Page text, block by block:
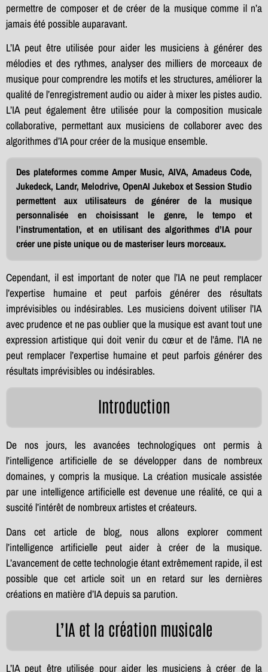
permettre de composer et de créer de la musique comme il n’a
jamais été possible auparavant.
L’IA peut être utilisée pour aider les musiciens à générer des
mélodies et des rythmes, analyser des milliers de morceaux de
musique pour comprendre les motifs et les structures, améliorer la
qualité de l’enregistrement audio ou aider à mixer les pistes audio.
L’IA peut également être utilisée pour la composition musicale
collaborative, permettant aux musiciens de collaborer avec des
algorithmes d’IA pour créer de la musique ensemble.
Des plateformes comme Amper Music, AIVA, Amadeus Code,
Jukedeck, Landr, Melodrive, OpenAI Jukebox et Session Studio
permettent aux utilisateurs de générer de la musique
personnalisée en choisissant le genre, le tempo et
l’instrumentation, et en utilisant des algorithmes d’IA pour
créer une piste unique ou de masteriser leurs morceaux.
Cependant, il est important de noter que l’IA ne peut remplacer
l’expertise humaine et peut parfois générer des résultats
imprévisibles ou indésirables. Les musiciens doivent utiliser l’IA
avec prudence et ne pas oublier que la musique est avant tout une
expression artistique qui doit venir du cœur et de l’âme. l’IA ne
peut remplacer l’expertise humaine et peut parfois générer des
résultats imprévisibles ou indésirables.
Introduction
De nos jours, les avancées technologiques ont permis à
l’intelligence artificielle de se développer dans de nombreux
domaines, y compris la musique. La création musicale assistée
par une intelligence artificielle est devenue une réalité, ce qui a
suscité l’intérêt de nombreux artistes et créateurs.
Dans cet article de blog, nous allons explorer comment
l’intelligence artificielle peut aider à créer de la musique.
L’avancement de cette technologie étant extrêmement rapide, il est
possible que cet article soit un en retard sur les dernières
créations en matière d’IA depuis sa parution.
L’IA et la création musicale
L’IA peut être utilisée pour aider les musiciens à créer de la